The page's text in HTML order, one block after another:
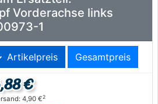
Vorderachse links
1
Artikelpreis Gesamtpreis
€
4,90 €2